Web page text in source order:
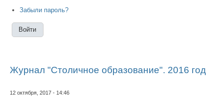
Забыли пароль?
Журнал "Столичное образование". 2016 год
12 октября, 2017 - 14:46